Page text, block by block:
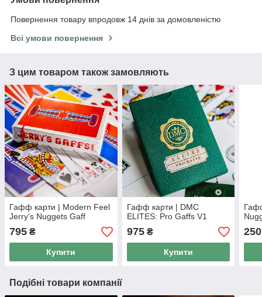
Повернення товару впродовж 14 днів за домовленістю
Всі умови повернення
З цим товаром також замовляють
Гафф карти | Modern Feel
Jerry's Nuggets Gaff
795 ₴
Купити
Гафф карти | DMC
ELITES: Pro Gaffs V1
975₴
Купити
250
Подібні товари компанії